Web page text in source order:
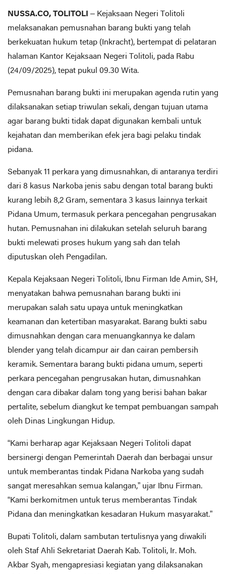
NUSSA.CO, TOLITOLI – Kejaksaan Negeri Tolitoli
melaksanakan pemusnahan barang bukti yang telah
berkekuatan hukum tetap (Inkracht), bertempat di pelataran
halaman Kantor Kejaksaan Negeri Tolitoli, pada Rabu
(24/09/2025), tepat pukul 09.30 Wita.
Pemusnahan barang bukti ini merupakan agenda rutin yang
dilaksanakan setiap triwulan sekali, dengan tujuan utama
agar barang bukti tidak dapat digunakan kembali untuk
kejahatan dan memberikan efek jera bagi pelaku tindak
pidana.
Sebanyak 11 perkara yang dimusnahkan, di antaranya terdiri
dari 8 kasus Narkoba jenis sabu dengan total barang bukti
kurang lebih 8,2 Gram, sementara 3 kasus lainnya terkait
Pidana Umum, termasuk perkara pencegahan pengrusakan
hutan. Pemusnahan ini dilakukan setelah seluruh barang
bukti melewati proses hukum yang sah dan telah
diputuskan oleh Pengadilan.
Kepala Kejaksaan Negeri Tolitoli, Ibnu Firman Ide Amin, SH,
menyatakan bahwa pemusnahan barang bukti ini
merupakan salah satu upaya untuk meningkatkan
keamanan dan ketertiban masyarakat. Barang bukti sabu
dimusnahkan dengan cara menuangkannya ke dalam
blender yang telah dicampur air dan cairan pembersih
keramik. Sementara barang bukti pidana umum, seperti
perkara pencegahan pengrusakan hutan, dimusnahkan
dengan cara dibakar dalam tong yang berisi bahan bakar
pertalite, sebelum diangkut ke tempat pembuangan sampah
oleh Dinas Lingkungan Hidup.
“Kami berharap agar Kejaksaan Negeri Tolitoli dapat
bersinergi dengan Pemerintah Daerah dan berbagai unsur
untuk memberantas tindak Pidana Narkoba yang sudah
sangat meresahkan semua kalangan,” ujar Ibnu Firman.
“Kami berkomitmen untuk terus memberantas Tindak
Pidana dan meningkatkan kesadaran Hukum masyarakat.”
Bupati Tolitoli, dalam sambutan tertulisnya yang diwakili
oleh Staf Ahli Sekretariat Daerah Kab. Tolitoli, Ir. Moh.
Akbar Syah, mengapresiasi kegiatan yang dilaksanakan